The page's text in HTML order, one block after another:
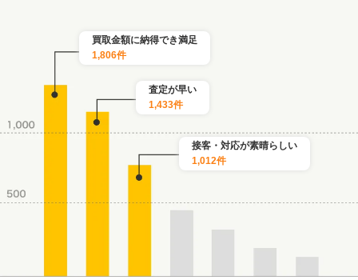
買取金額に納得でき満足
1,806件
査定が早い
1,433件
接客・対応が素晴らしい
1,012件